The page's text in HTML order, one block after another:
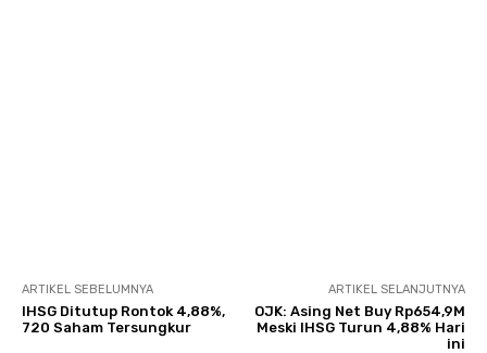
ARTIKEL SEBELUMNYA
IHSG Ditutup Rontok 4,88%,
720 Saham Tersungkur
ARTIKEL SELANJUTNYA
OJK: Asing Net Buy Rp654,9M
Meski IHSG Turun 4,88% Hari
ini